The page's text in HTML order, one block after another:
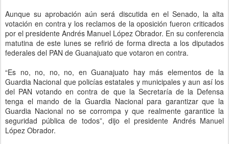
Aunque su aprobación aún será discutida en el Senado, la alta
votación en contra y los reclamos de la oposición fueron criticados
por el presidente Andrés Manuel López Obrador. En su conferencia
matutina de este lunes se refirió de forma directa a los diputados
federales del PAN de Guanajuato que votaron en contra.
“Es no, no, no, no, en Guanajuato hay más elementos de la
Guardia Nacional que policías estatales y municipales y aun así los
del PAN votando en contra de que la Secretaría de la Defensa
tenga el mando de la Guardia Nacional para garantizar que la
Guardia Nacional no se corrompa y que realmente garantice la
seguridad pública de todos”, dijo el presidente Andrés Manuel
López Obrador.